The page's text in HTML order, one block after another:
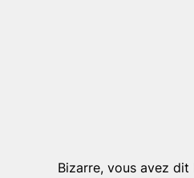
Bizarre, vous avez